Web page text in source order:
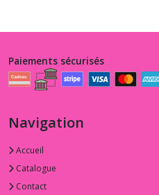
Paiements sécurisés
Navigation
Accueil
Catalogue
Contact